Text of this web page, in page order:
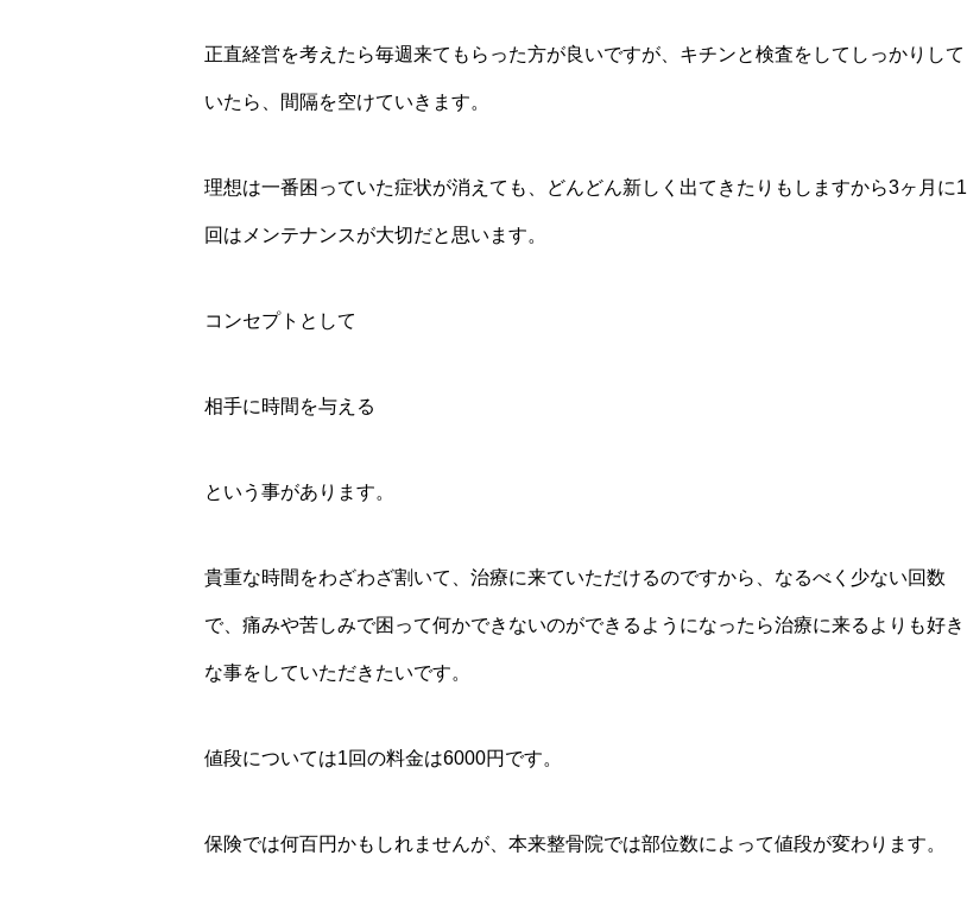
正直経営を考えたら毎週来てもらった方が良いですが、キチンと検査をしてしっかりして
いたら、間隔を空けていきます。
理想は一番困っていた症状が消えても、どんどん新しく出てきたりもしますから3ヶ月に1
回はメンテナンスが大切だと思います。
コンセプトとして
相手に時間を与える
という事があります。
貴重な時間をわざわざ割いて、治療に来ていただけるのですから、なるべく少ない回数
で、痛みや苦しみで困って何かできないのができるようになったら治療に来るよりも好き
な事をしていただきたいです。
値段については1回の料金は6000円です。
保険では何百円かもしれませんが、本来整骨院では部位数によって値段が変わります。